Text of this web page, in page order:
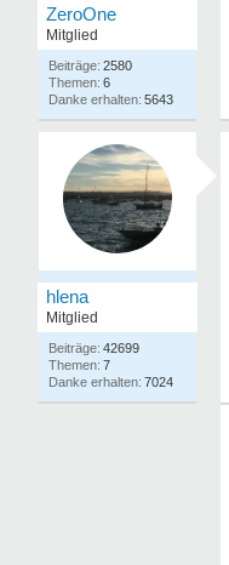
ZeroOne
Mitglied
2580
6
5643
hlena
Mitglied
42699
7
7024